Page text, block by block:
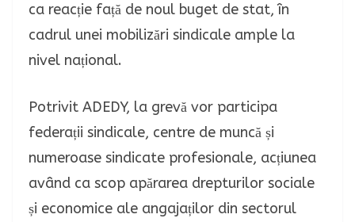
ca reacție față de noul buget de stat, în
cadrul unei mobilizări sindicale ample la
nivel național.
Potrivit ADEDY, la grevă vor participa
federații sindicale, centre de muncă și
numeroase sindicate profesionale, acțiunea
având ca scop apărarea drepturilor sociale
și economice ale angajaților din sectorul